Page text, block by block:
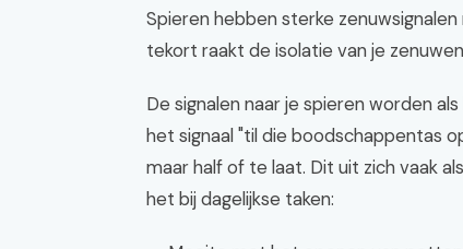
Spieren hebben sterke
tekort raakt de isolatie van je
De signalen naar je spieren worden
het signaal "til die boodschappentas
maar half of te laat. Dit uit zich vaak
het bij dagelijkse taken: